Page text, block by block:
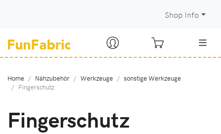
Shop Info
Home Nähzubehör Werkzeuge
sonstige Werkzeuge
Fingerschutz
Fingerschutz